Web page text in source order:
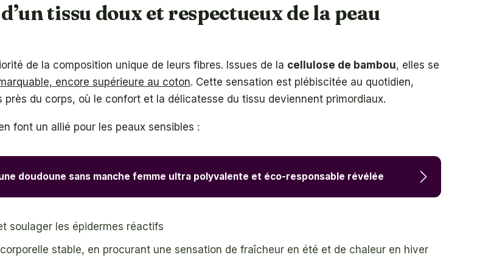
tissu doux et respectueux de la peau
de la composition unique de leurs fibres. Issues de la cellulose de bambou, elles se
encore supérieure au coton. Cette sensation est plébiscitée au quotidien,
près du corps, où le confort et la délicatesse du tissu deviennent primordiaux.
font un allié pour les peaux sensibles :
doudoune sans manche femme ultra polyvalente et éco-responsable révélée
soulager les épidermes réactifs
stable, en procurant une sensation de fraîcheur en été et de chaleur en hiver